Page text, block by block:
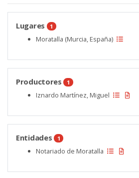
Lugares 1
Moratalla (Murcia, España)
Productores 1
Iznardo Martínez, Miguel
Entidades 1
Notariado de Moratalla